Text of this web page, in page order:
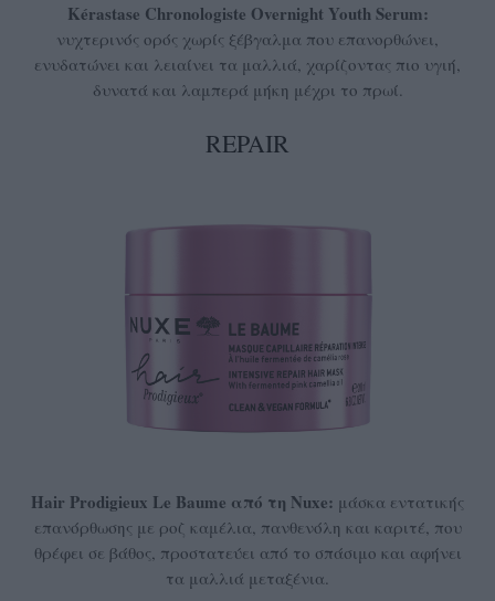
Kérastase Chronologiste Overnight Youth Serum:
νυχτερινός ορός χωρίς ξέβγαλμα που επανορθώνει,
ενυδατώνει και λειαίνει τα μαλλιά, χαρίζοντας πιο υγιή,
δυνατά και λαμπερά μήκη μέχρι το πρωί.
REPAIR
Hair Prodigieux Le Baume από τη Nuxe: μάσκα εντατικής
επανόρθωσης με ροζ καμέλια, πανθενόλη και καριτέ, που
θρέφει σε βάθος, προστατεύει από το σπάσιμο και αφήνει
τα μαλλιά μεταξένια.